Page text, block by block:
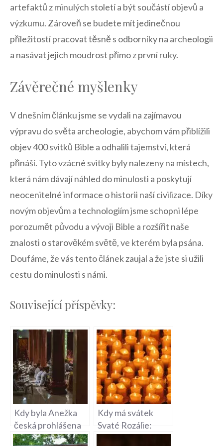
artefaktů z minulých století‌ a ​být součástí​ objevů a
výzkumu.⁤ Zároveň se budete mít jedinečnou
příležitostí pracovat těsně s⁤ odborníky na archeologii
a nasávat jejich moudrost⁤ přímo‍ z první ⁣ruky.
Závěrečné myšlenky
V dnešním článku jsme ​se vydali na zajímavou
výpravu⁢ do světa archeologie, abychom vám přiblížili
objev⁤ 400 svitků Bible a odhalili tajemství, která ​
přináší. Tyto vzácné svitky byly ⁤nalezeny na místech,
která⁤ nám dávají náhled⁣ do minulosti a poskytují
neocenitelné informace o historii naší‍ civilizace. Díky
novým objevům a technologiím jsme schopni lépe
⁤porozumět původu a⁤ vývoji Bible a rozšířit naše
znalosti o starověkém⁢ světě, ve kterém byla psána.
‌Doufáme, že vás tento článek zaujal a že jste si užili
cestu do minulosti s námi.
Související příspěvky:
Kdy byla Anežka
česká prohlášena
za svatou – Život a
Kdy má svátek
Svaté Rozálie:
Datum a význam